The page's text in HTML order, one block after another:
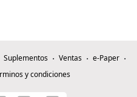
Suplementos Ventas
e-Paper
y condiciones